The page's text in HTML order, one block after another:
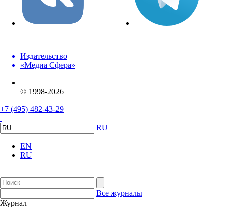
Издательство
«Медиа Сфера»
© 1998-2026
+7 (495) 482-43-29
RU
EN
RU
Все журналы
Журнал